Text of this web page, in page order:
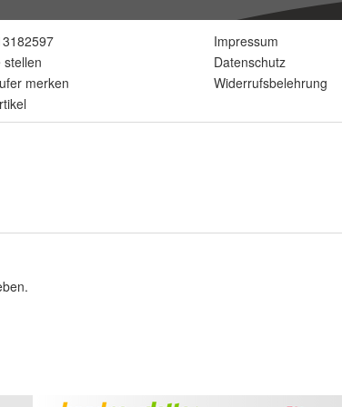
stellen
merken
Impressum
Datenschutz
Widerrufsbelehrung